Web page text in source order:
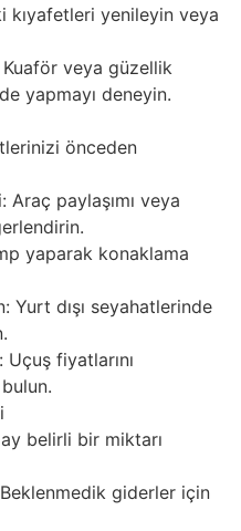
kıyafetleri yenileyin veya
Kuaför veya güzellik
yapmayı deneyin.
önceden
paylaşımı veya
yaparak konaklama
Yurt dışı seyahatlerinde
fiyatlarını
belirli bir miktarı
giderler için